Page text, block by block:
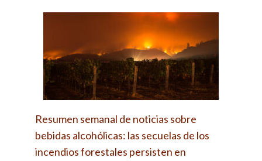
Resumen semanal de noticias sobre
bebidas alcohólicas: las secuelas de los
incendios forestales persisten en